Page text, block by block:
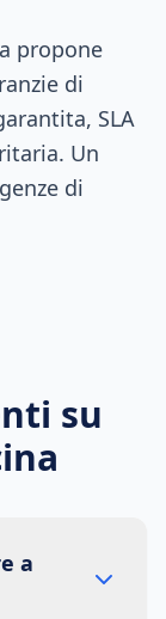
propone
di
SLA
Un
di
su
a